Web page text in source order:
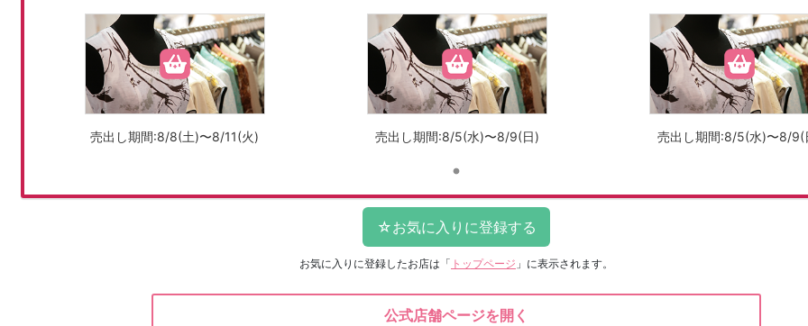
売出し期間:8/8(土)〜8/11(火) 売出し期間:8/5(水)〜8/9(日) 売出し期間:8/5(水)〜8/9(
お気に入りに登録したお店は 「 トップページ 」に表示されます。
公式店舗ページを開く